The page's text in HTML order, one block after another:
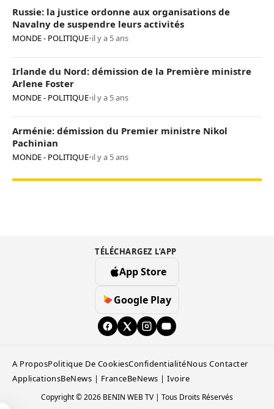
Russie: la justice ordonne aux organisations de
Navalny de suspendre leurs activités
MONDE - POLITIQUE•il y a 5 ans
Irlande du Nord: démission de la Première ministre
Arlene Foster
MONDE - POLITIQUE•il y a 5 ans
Arménie: démission du Premier ministre Nikol
Pachinian
MONDE - POLITIQUE•il y a 5 ans
TÉLÉCHARGEZ L’APP
App Store
Google Play
A ProposPolitique De CookiesConfidentialitéNous Contacter
ApplicationsBeNews | FranceBeNews | Ivoire
Copyright © 2026 BENIN WEB TV | Tous Droits Réservés